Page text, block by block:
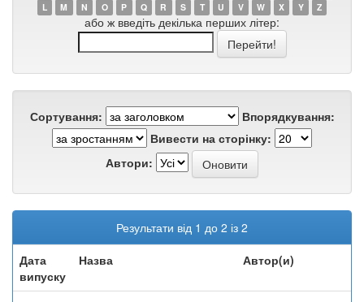
L
M N O P Q R S T U V W X Y Z
або ж введіть декілька перших літер:
Сортування:
Впорядкування:
Вивести на сторінку:
Автори:
Результати від 1 до 2 із 2
Дата
випуску
Назва Автор(и)